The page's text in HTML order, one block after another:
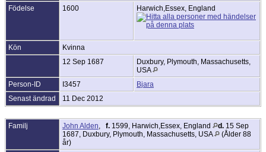
Födelse
1600 Harwich,Essex, England
Kön
Kvinna
12 Sep 1687
Duxbury, Plymouth, Massachusetts,
USA
Person-ID
I3457
Bjara
Senast ändrad
11 Dec 2012
Familj John Alden, f. 1599, Harwich,Essex, England d. 15 Sep
1687, Duxbury, Plymouth, Massachusetts, USA
(Ålder 88
år)